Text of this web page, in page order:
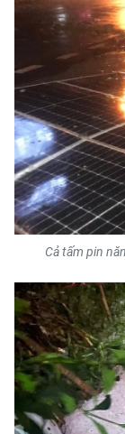
CHUYÊN ĐỀ
CÁC CHUYÊN
VỀ BÁO NHÂN
THỜI NAY
NHÂN DÂN
MUA BÁO
ĐỌC BÁO IN
ENGLISH
Cả tấm pin